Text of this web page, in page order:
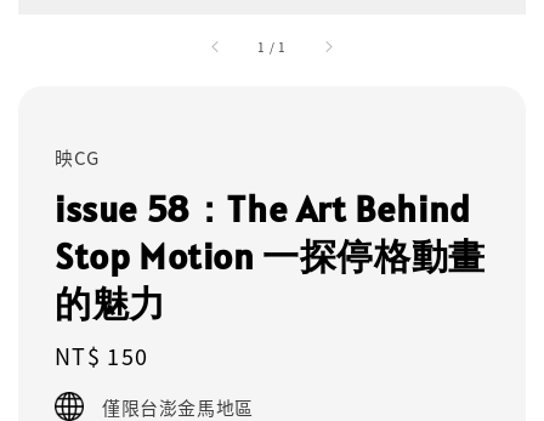
1 / 1
映CG
issue 58：The Art Behind
Stop Motion 一探停格動畫
的魅力
Regular
price
NT$ 150
僅限台澎金馬地區